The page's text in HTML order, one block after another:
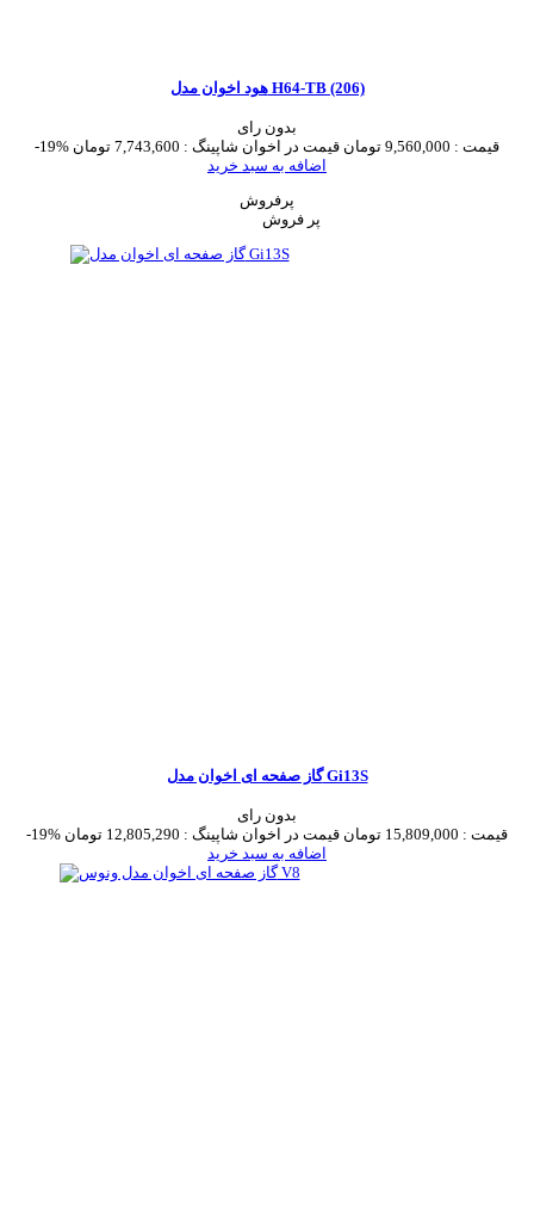
هود اخوان مدل H64-TB (206)
بدون رای
-19%
قیمت : 9,560,000 تومان قیمت در اخوان شاپینگ : 7,743,600 تومان
اضافه به سبد خرید
پرفروش
گاز صفحه ای اخوان مدل Gi13S
بدون رای
-19%
قیمت : 15,809,000 تومان قیمت در اخوان شاپینگ : 12,805,290 تومان
اضافه به سبد خرید